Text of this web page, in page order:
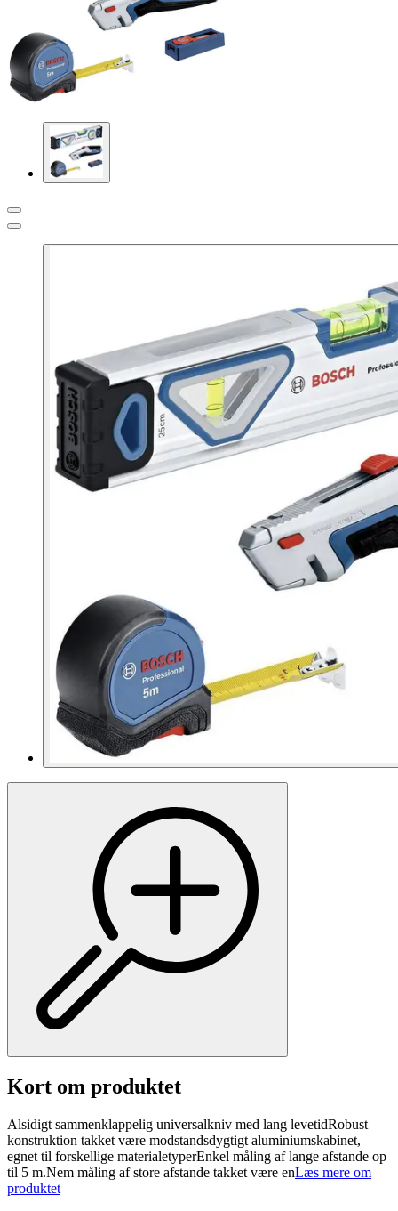
Kort om produktet
Alsidigt sammenklappelig universalkniv med lang levetidRobust
konstruktion takket være modstandsdygtigt aluminiumskabinet,
egnet til forskellige materialetyperEnkel måling af lange afstande op
til 5 m.Nem måling af store afstande takket være enLæs mere om
produktet